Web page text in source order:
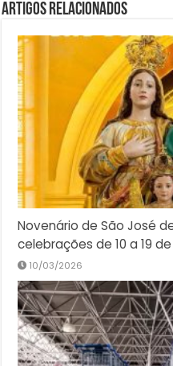
Artigos Relacionados
Novenário de São José
celebrações de 10 a 19
10/03/2026